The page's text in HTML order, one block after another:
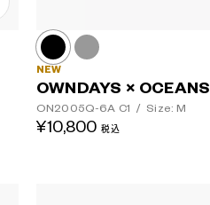
NEW
OWNDAYS × OCEANS
ON2005Q-6A C1 / Size: M
¥10,800 税込